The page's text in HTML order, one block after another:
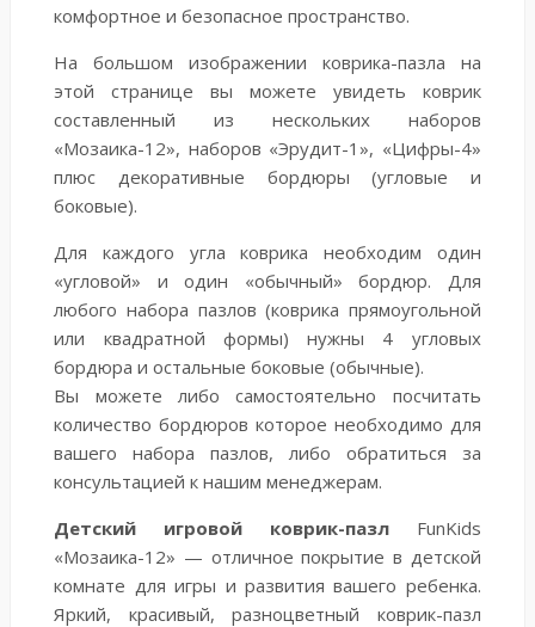
комфортное и безопасное пространство.
На большом изображении коврика-пазла на
этой странице вы можете увидеть коврик
составленный из нескольких наборов
«Мозаика-12», наборов «Эрудит-1», «Цифры-4»
плюс декоративные бордюры (угловые и
боковые).
Для каждого угла коврика необходим один
«угловой» и один «обычный» бордюр. Для
любого набора пазлов (коврика прямоугольной
или квадратной формы) нужны 4 угловых
бордюра и остальные боковые (обычные).
Вы можете либо самостоятельно посчитать
количество бордюров которое необходимо для
вашего набора пазлов, либо обратиться за
консультацией к нашим менеджерам.
Детский игровой коврик-пазлFunKids
«Мозаика-12» — отличное покрытие в детской
комнате для игры и развития вашего ребенка.
Яркий, красивый, разноцветный коврик-пазл